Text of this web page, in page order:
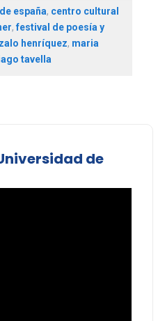
españa, centro cultural
,festival de poesía y
henríquez, maria
tavella
de